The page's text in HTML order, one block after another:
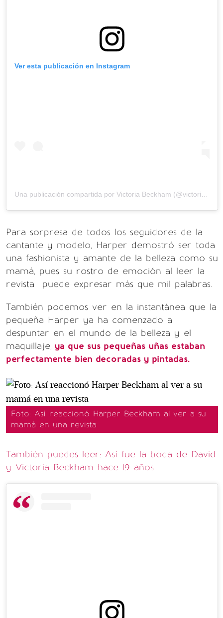
Ver esta publicación en Instagram
Una publicación compartida por Victoria Beckham (@victoriabeckham) el
Para sorpresa de todos los seguidores de la
cantante y modelo, Harper demostró ser toda
una fashionista y amante de la belleza como su
mamá, pues su rostro de emoción al leer la
revista puede expresar más que mil palabras.
También podemos ver en la instantánea que la
pequeña Harper ya ha comenzado a
despuntar en el mundo de la belleza y el
maquillaje, ya que sus pequeñas uñas estaban
perfectamente bien decoradas y pintadas.
Foto: Así reaccionó Harper Beckham al ver a su
mamá en una revista
También puedes leer: Así fue la boda de David
y Victoria Beckham hace 19 años